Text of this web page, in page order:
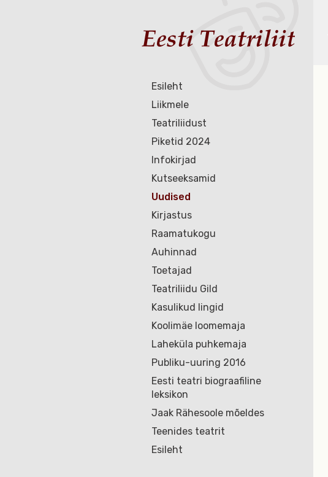
Esileht
Liikmele
Teatriliidust
Piketid 2024
Infokirjad
Kutseeksamid
Uudised
Kirjastus
Raamatukogu
Auhinnad
Toetajad
Teatriliidu Gild
Kasulikud lingid
Koolimäe loomemaja
Laheküla puhkemaja
Publiku-uuring 2016
Eesti teatri biograafiline
leksikon
Jaak Rähesoole mõeldes
Teenides teatrit
Esileht